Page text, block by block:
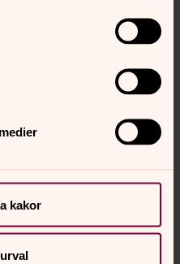
kakor